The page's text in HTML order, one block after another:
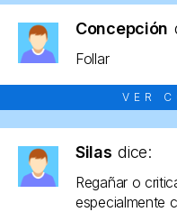
Concepción
Follar
VER
Silas dice:
Regañar o
especialmente